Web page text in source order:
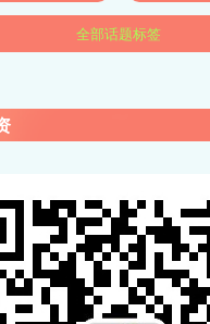
全部话题标签